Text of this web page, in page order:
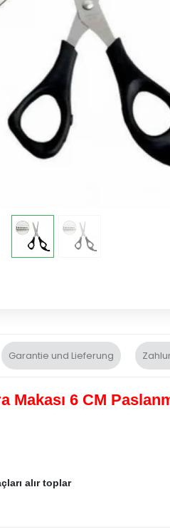
Garantie und Lieferung
Makası 6 CM
alır toplar